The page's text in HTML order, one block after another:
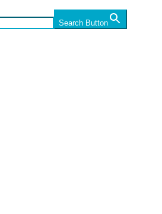
Search Button